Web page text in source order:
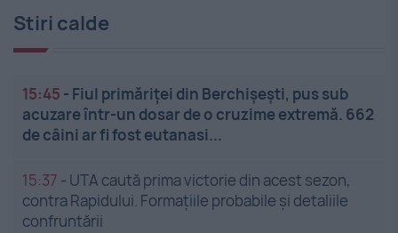
Stiri calde
15:45 - Fiul primăriței din Berchișești, pus sub
acuzare într-un dosar de o cruzime extremă. 662
de câini ar fi fost eutanasi...
15:37 - UTA caută prima victorie din acest sezon,
contra Rapidului. Formațiile probabile și detaliile
confruntării